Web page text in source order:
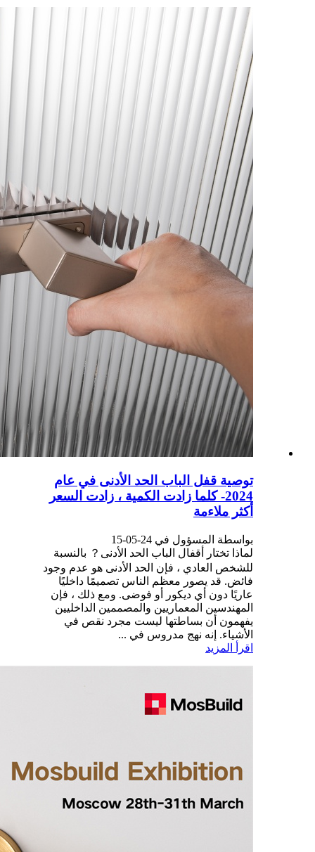
توصية قفل الباب الحد الأدنى في عام
2024- كلما زادت الكمية ، زادت السعر
أكثر ملاءمة
بواسطة المسؤول في 24-05-15
لماذا تختار أقفال الباب الحد الأدنى？ بالنسبة
للشخص العادي ، فإن الحد الأدنى هو عدم وجود
فائض. قد يصور معظم الناس تصميمًا داخليًا
عاريًا دون أي ديكور أو فوضى. ومع ذلك ، فإن
المهندسين المعماريين والمصممين الداخليين
يفهمون أن بساطتها ليست مجرد نقص في
الأشياء. إنه نهج مدروس في ...
اقرأ المزيد